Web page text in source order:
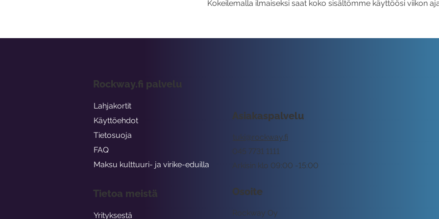
Kokeilemalla ilmaiseksi saat koko sisältömme käyttöösi viikon
Asiakaspalvelu
tuki@rockway.fi
Arkisin klo 09:00 -15:00
045 7731 1111
Osoite
Rockway Oy
Rockway.fi palvelu
Lahjakortit
Käyttöehdot
Tietosuoja
FAQ
Maksu kulttuuri- ja virike-eduilla
Tietoa meistä
Yrityksestä